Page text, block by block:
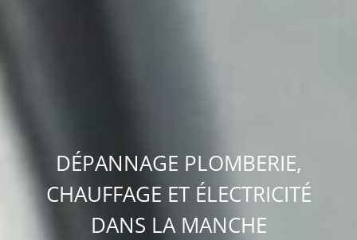
DÉPANNAGE PLOMBERIE,
CHAUFFAGE ET ÉLECTRICITÉ
DANS LA MANCHE